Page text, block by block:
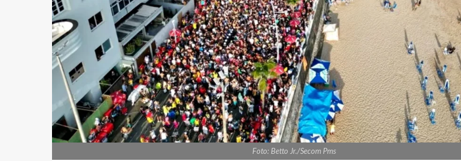
Foto: Betto Jr./Secom Pms